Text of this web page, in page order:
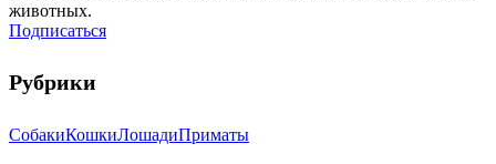
животных.
Подписаться
Рубрики
СобакиКошкиЛошадиПриматы